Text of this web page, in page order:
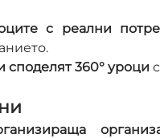
с реални
споделят 360° уроци